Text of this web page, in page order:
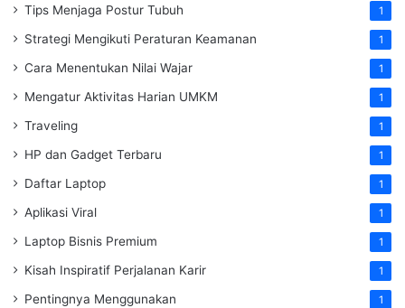
Tips Menjaga Postur Tubuh 1
Strategi Mengikuti Peraturan Keamanan 1
Cara Menentukan Nilai Wajar 1
Mengatur Aktivitas Harian UMKM 1
Traveling 1
HP dan Gadget Terbaru 1
Daftar Laptop 1
Aplikasi Viral 1
Laptop Bisnis Premium 1
Kisah Inspiratif Perjalanan Karir 1
Pentingnya Menggunakan 1